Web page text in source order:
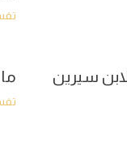
سيرين